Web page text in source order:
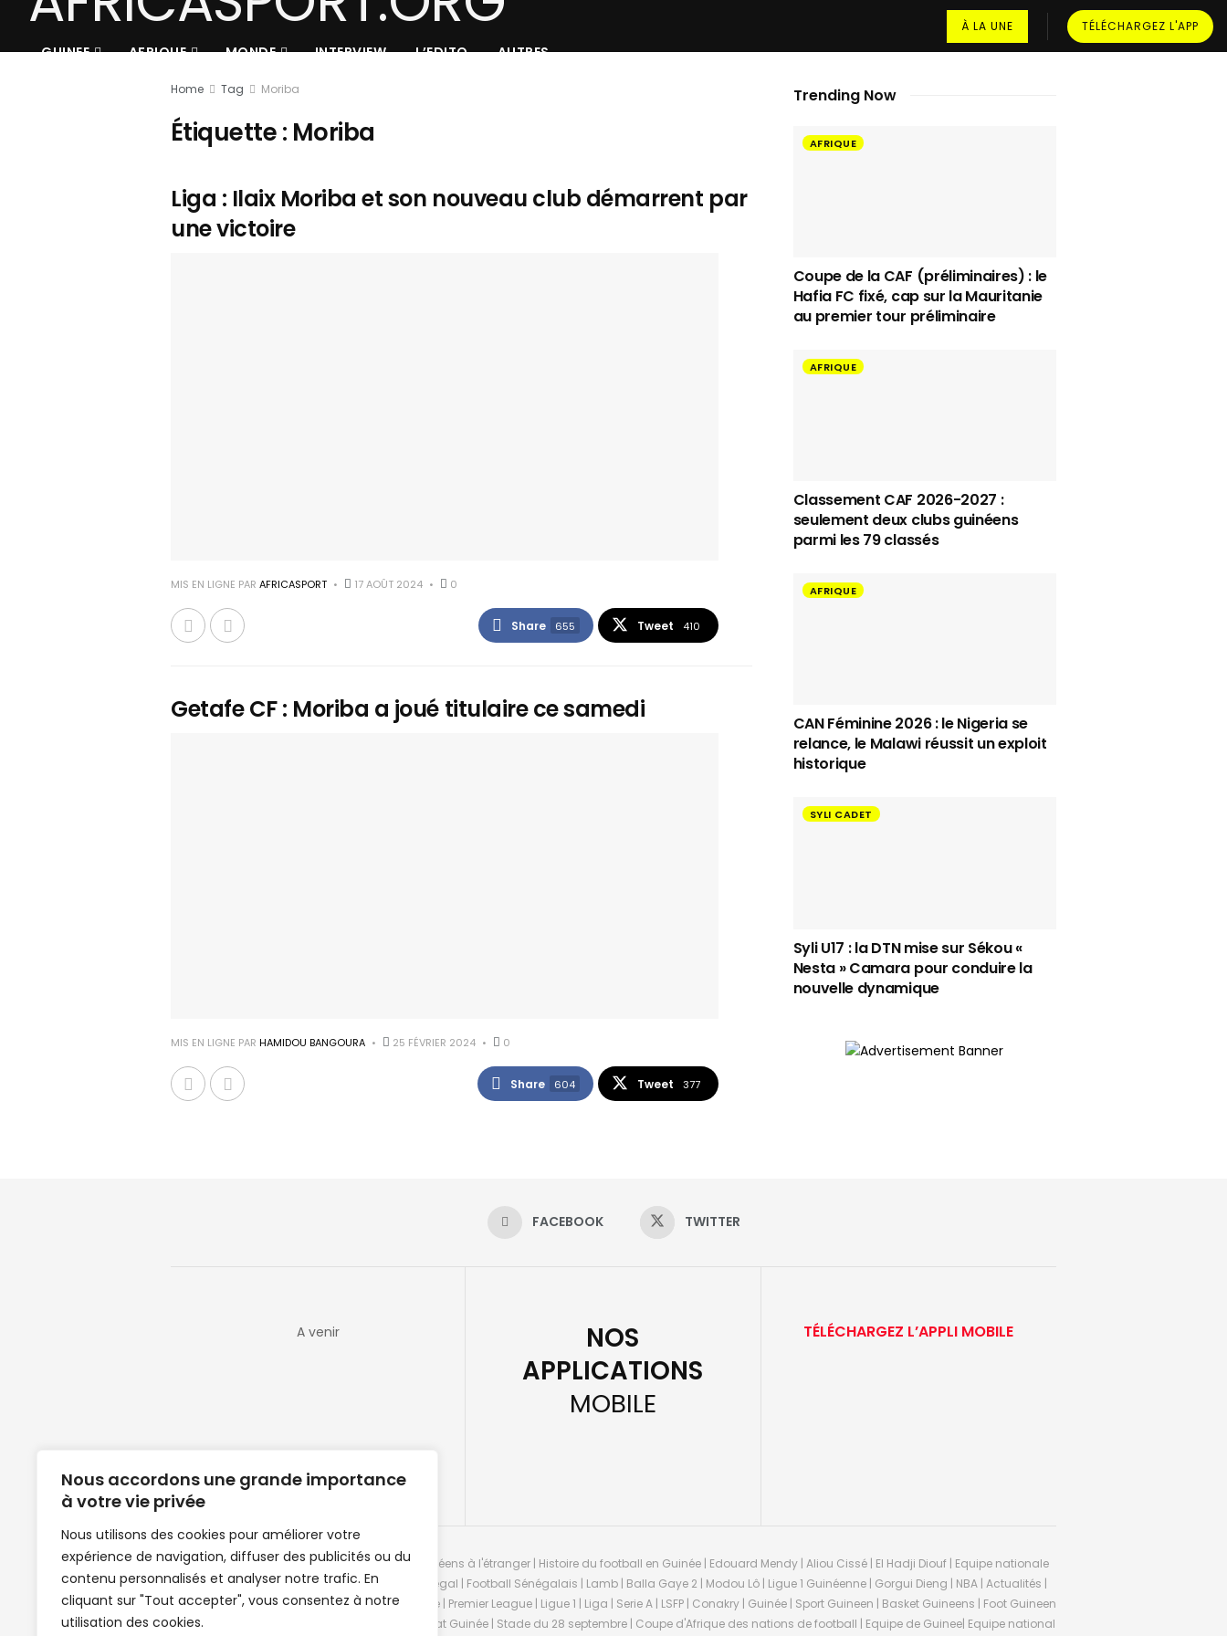
Nous accordons une grande importance
à votre vie privée
Nous utilisons des cookies pour améliorer votre
expérience de navigation, diffuser des publicités ou du
contenu personnalisés et analyser notre trafic. En
cliquant sur "Tout accepter", vous consentez à notre
utilisation des cookies.
GUINEE AFRIQUE MONDE INTERVIEW L’EDITO AUTRES
À LA UNE TÉLÉCHARGEZ L'APP
Home Tag Moriba
Étiquette : Moriba
Liga : Ilaix Moriba et son nouveau club démarrent par
une victoire
MIS EN LIGNE PAR AFRICASPORT 17 AOÛT 2024 0
Share 655 Tweet 410
Getafe CF : Moriba a joué titulaire ce samedi
MIS EN LIGNE PAR HAMIDOU BANGOURA 25 FÉVRIER 2024 0
Share 604 Tweet 377
Trending Now
AFRIQUE
Coupe de la CAF (préliminaires) : le
Hafia FC fixé, cap sur la Mauritanie
au premier tour préliminaire
AFRIQUE
Classement CAF 2026-2027 :
seulement deux clubs guinéens
parmi les 79 classés
AFRIQUE
CAN Féminine 2026 : le Nigeria se
relance, le Malawi réussit un exploit
historique
SYLI CADET
Syli U17 : la DTN mise sur Sékou «
Nesta » Camara pour conduire la
nouvelle dynamique
FACEBOOK TWITTER
A venir
NOS
APPLICATIONS
MOBILE
TÉLÉCHARGEZ L’APPLI MOBILE
Clubs de football en Guinée | Footballeurs guinéens à l'étranger | Histoire du football en Guinée | Edouard Mendy | Aliou Cissé | El Hadji Diouf | Equipe nationale
de Guinée de football | Mercato | Lions du Sénégal | Football Sénégalais | Lamb | Balla Gaye 2 | Modou Lô | Ligue 1 Guinéenne | Gorgui Dieng | NBA | Actualités |
News | Match en direct | But | Actualité au Guinée | Premier League | Ligue 1 | Liga | Serie A | LSFP | Conakry | Guinée | Sport Guineen | Basket Guineens | Foot Guineen
| Handball Guinee | Match Guinee | Championnat Guinée | Stade du 28 septembre | Coupe d'Afrique des nations de football | Equipe de Guinee| Equipe national